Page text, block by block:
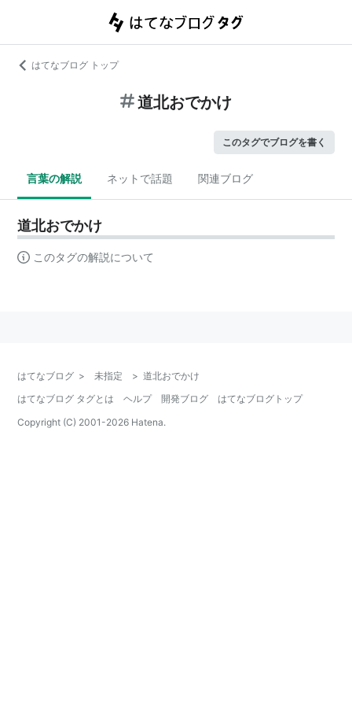
はてなブログ トップ
道北おでかけ
このタグでブログを書く
言葉の解説 ネットで話題 関連ブログ
道北おでかけ
このタグの解説について
はてなブログ > 未指定 > 道北おでかけ
はてなブログ タグとは
ヘルプ 開発ブログ
はてなブログトップ
Copyright (C) 2001-2026 Hatena.